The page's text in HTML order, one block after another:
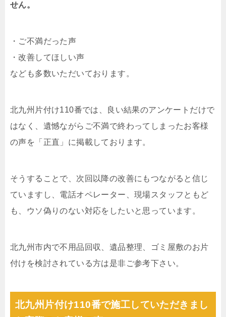
せん。
・ご不満だった声
・改善してほしい声
なども多数いただいております。
北九州片付け110番では、良い結果のアンケートだけで
はなく、遺憾ながらご不満で終わってしまったお客様
の声を「正直」に掲載しております。
そうすることで、次回以降の改善にもつながると信じ
ていますし、電話オペレーター、現場スタッフともど
も、ウソ偽りのない対応をしたいと思っています。
北九州市内で不用品回収、遺品整理、ゴミ屋敷のお片
付けを検討されている方は是非ご参考下さい。
北九州片付け110番で施工していただきまし